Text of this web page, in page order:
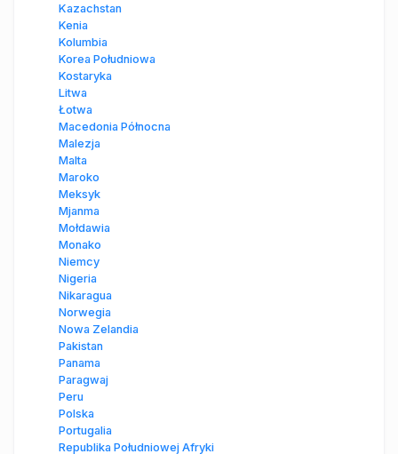
Kazachstan
Kenia
Kolumbia
Korea Południowa
Kostaryka
Litwa
Łotwa
Macedonia Północna
Malezja
Malta
Maroko
Meksyk
Mjanma
Mołdawia
Monako
Niemcy
Nigeria
Nikaragua
Norwegia
Nowa Zelandia
Pakistan
Panama
Paragwaj
Peru
Polska
Portugalia
Republika Południowej Afryki